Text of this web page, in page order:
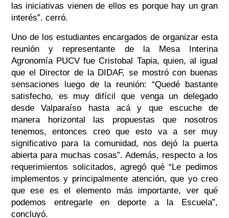
las iniciativas vienen de ellos es porque hay un gran
interés”. cerró.
Uno de los estudiantes encargados de organizar esta
reunión y representante de la Mesa Interina
Agronomía PUCV fue Cristobal Tapia, quien, al igual
que el Director de la DIDAF, se mostró con buenas
sensaciones luego de la reunión: “Quedé bastante
satisfecho, es muy difícil que venga un delegado
desde Valparaíso hasta acá y que escuche de
manera horizontal las propuestas que nosotros
tenemos, entonces creo que esto va a ser muy
significativo para la comunidad, nos dejó la puerta
abierta para muchas cosas”. Además, respecto a los
requerimientos solicitados, agregó qué “Le pedimos
implementos y principalmente atención, que yo creo
que ese es el elemento más importante, ver qué
podemos entregarle en deporte a la Escuela”,
concluyó.